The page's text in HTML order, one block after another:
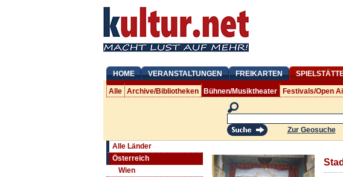
HOME VERANSTALTUNGEN FREIKARTEN
Alle Archive/Bibliotheken Bühnen/Musiktheater Festivals/Open
Zur Geosuche
Alle Länder
Österreich
Wien